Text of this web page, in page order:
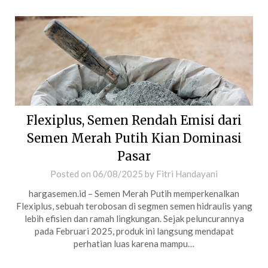
Flexiplus, Semen Rendah Emisi dari
Semen Merah Putih Kian Dominasi
Pasar
Posted on 06/08/2025 by Fitri Handayani
hargasemen.id – Semen Merah Putih memperkenalkan
Flexiplus, sebuah terobosan di segmen semen hidraulis yang
lebih efisien dan ramah lingkungan. Sejak peluncurannya
pada Februari 2025, produk ini langsung mendapat
perhatian luas karena mampu…